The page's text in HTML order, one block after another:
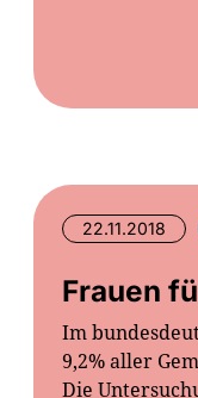
22.11.2018
Frauen
Im
9,2% aller
Die